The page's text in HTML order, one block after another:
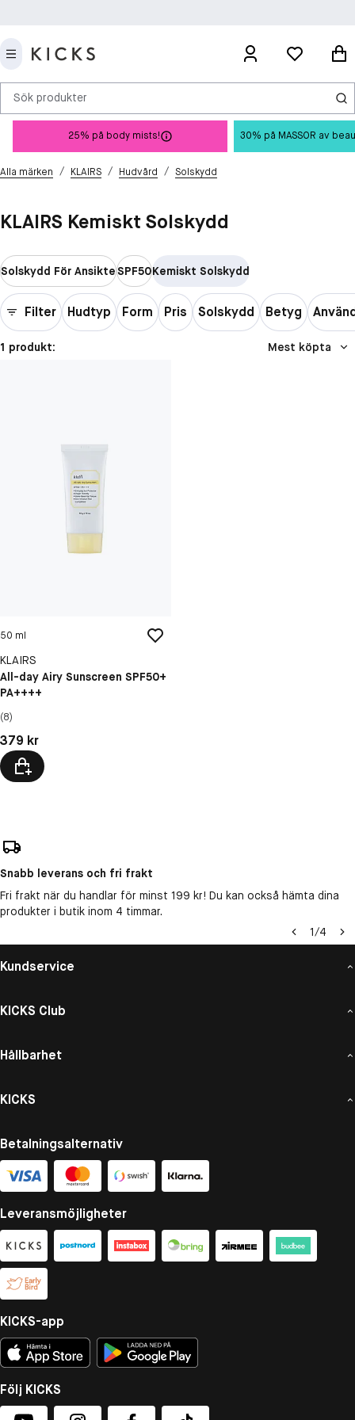
Sök produkter
25% på body mists! 30% på MASSOR av
Alla märken / KLAIRS / Hudvård / Solskydd
KLAIRS Kemiskt Solskydd
Solskydd För AnsikteSPF50Kemiskt Solskydd
Filter Hudtyp Form Pris Solskydd Betyg
1 produkt: Mest köpta
50 ml
KLAIRS
All-day Airy Sunscreen SPF50+
PA++++
(8)
Pris: 379 kr
379 kr
Snabb leverans och fri frakt
Fri frakt när du handlar för minst 199 kr! Du kan också hämta dina
produkter i butik inom 4 timmar.
1/4
Kundservice
KICKS Club
Hållbarhet
KICKS
Betalningsalternativ
Leveransmöjligheter
KICKS-app
Följ KICKS